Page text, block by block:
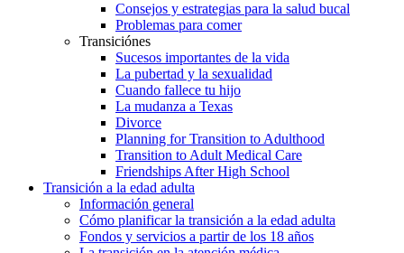
Consejos y estrategias para la salud bucal
Problemas para comer
Transiciónes
Sucesos importantes de la vida
La pubertad y la sexualidad
Cuando fallece tu hijo
La mudanza a Texas
Divorce
Planning for Transition to Adulthood
Transition to Adult Medical Care
Friendships After High School
Transición a la edad adulta
Información general
Cómo planificar la transición a la edad adulta
Fondos y servicios a partir de los 18 años